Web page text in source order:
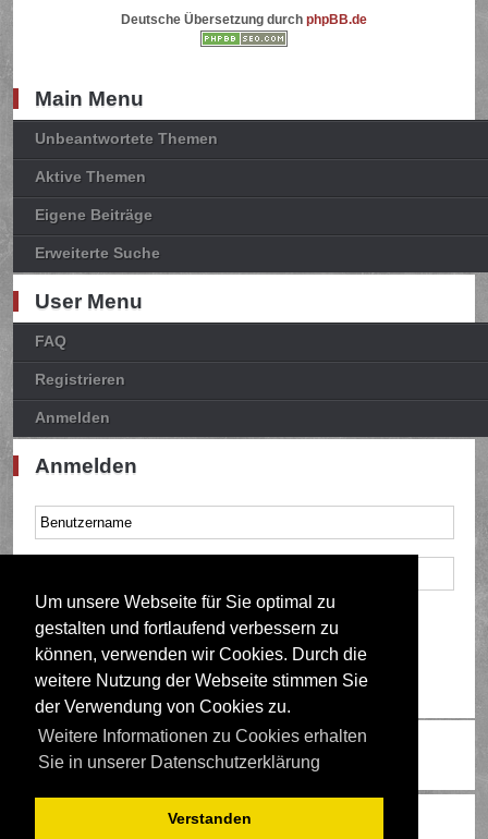
Um unsere Webseite für Sie optimal zu
gestalten und fortlaufend verbessern zu
können, verwenden wir Cookies. Durch die
weitere Nutzung der Webseite stimmen Sie
der Verwendung von Cookies zu.
Weitere Informationen zu Cookies erhalten
Sie in unserer Datenschutzerklärung
Verstanden
Deutsche Übersetzung durch phpBB.de
Main Menu
Unbeantwortete Themen
Aktive Themen
Eigene Beiträge
Erweiterte Suche
User Menu
FAQ
Registrieren
Anmelden
Anmelden
Mich bei jedem Besuch automatisch anmelden
Ändere Schriftgröße
Wer ist online?